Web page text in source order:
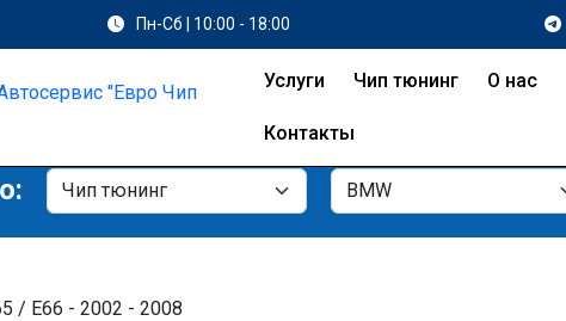
Пн-Сб | 10:00 - 18:00
Услуги Чип тюнинг О нас
Контакты
/ E66 - 2002 - 2008